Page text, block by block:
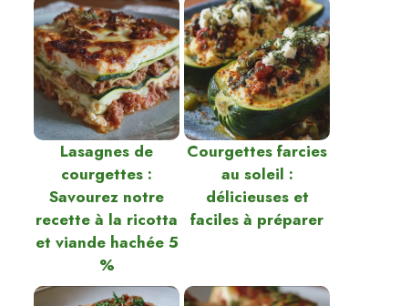
Lasagnes de
courgettes :
Savourez notre
recette à la ricotta
et viande hachée 5
%
Courgettes farcies
au soleil :
délicieuses et
faciles à préparer